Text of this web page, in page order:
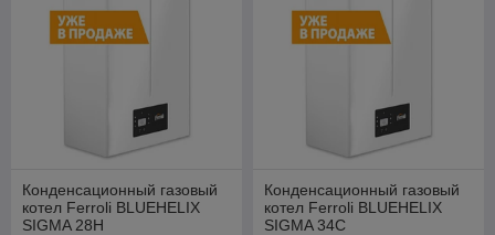
Конденсационный газовый
котел Ferroli BLUEHELIX
SIGMA 28H
Конденсационный газовый
котел Ferroli BLUEHELIX
SIGMA 34C